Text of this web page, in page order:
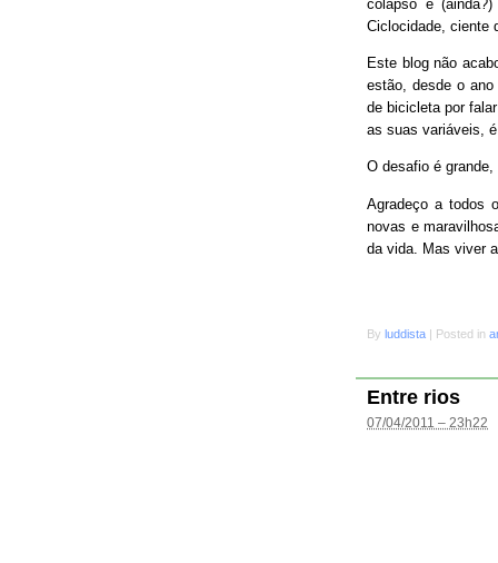
colapso e
Ciclocidade, ciente
Este blog não
estão, desde o ano
de bicicleta por
as suas variáveis,
O desafio é
Agradeço a todos
novas e
da vida. Mas viver
By luddista | Posted in
Entre rios
07/04/2011 – 23h22